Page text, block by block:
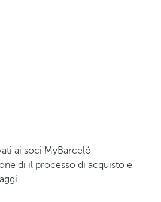
ai soci MyBarceló
di il processo di acquisto e